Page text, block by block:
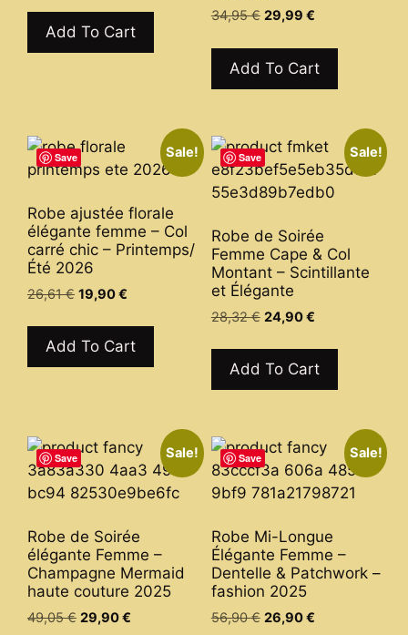
was:
49,90 €.
is:
28,50 €.
Add To Cart
has
options
may
chosen
on
the
34,95€ Original
was:
34,95 €.
29,99 €Current
is:
29,99 €.
Add To Cart
has
variants.
The
options
chosen
on
Save Sale!
Robe ajustée florale
élégante femme – Col
carré chic – Printemps/
Été 2026
26,61€ Original
was:
26,61 €.
19,90€
is:
19,90 €.
Add To Cart
has
The
options
may
be
the
product
Save Sale!
Robe de Soirée
Femme Cape & Col
Montant – Scintillante
et Élégante
28,32€ Original
was:
28,32 €.
24,90€Current
is:
24,90 €.
Add To Cart
has
variants.
The
options
may
on
Save Sale!
Robe de Soirée
élégante Femme –
Champagne Mermaid
haute couture 2025
49,05€ Original
29,90€
Save Sale!
Robe Mi-Longue
Élégante Femme –
Dentelle & Patchwork –
fashion 2025
56,90€ Original
26,90€Current